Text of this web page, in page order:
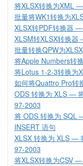
将XLSX转换为XML
批量将WK1转换为
XLSX转PDF转换器
XLSM转XLSX转换
批量转换QPW为XLSX
将Apple Numbers转
将Lotus 1-2-3转换为
如何将Quattro Pro转
ODS 转换为 XLS —
97-2003
将 ODS 转换为 SQL
INSERT 语句
XLSX 转换为 XLS —
97-2003
将XLSX转换为CSV